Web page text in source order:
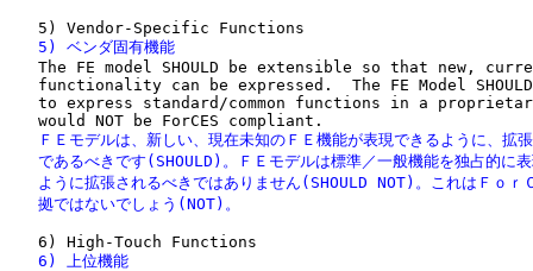
   5) ベンダ固有機能
The FE model SHOULD be extensible so that new,
functionality can be expressed.  The FE Model
to express standard/common functions in a
ＦＥモデルは、新しい、現在未知のＦＥ機能が表現できるように、拡
であるべきです(SHOULD)。ＦＥモデルは標準／一般機能を独占的に
ように拡張されるべきではありません(SHOULD NOT)。これはＦｏｒ
   拠ではないでしょう(NOT)。
   6) 上位機能